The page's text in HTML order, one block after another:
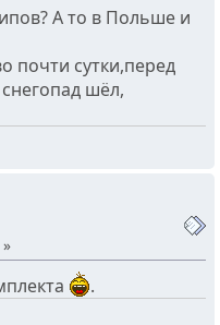
А то в Польше и
почти сутки,перед
шёл,
.